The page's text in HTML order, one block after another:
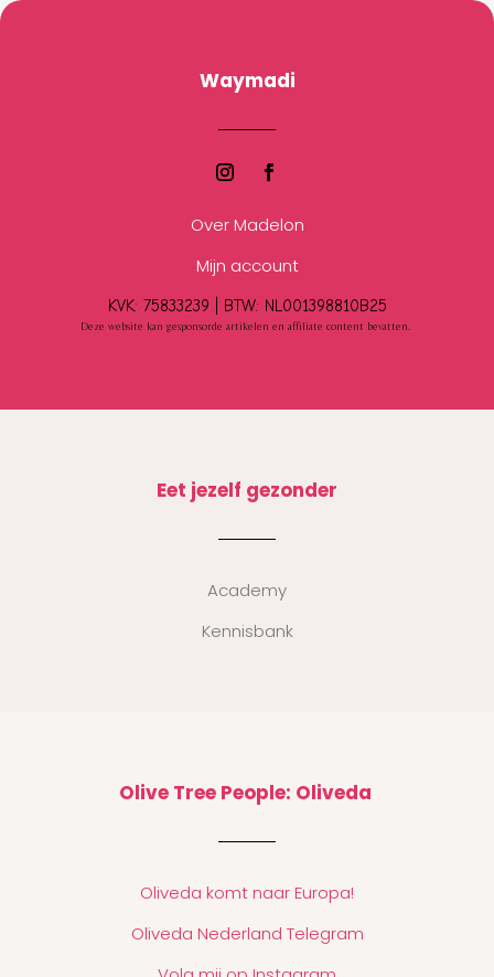
Waymadi
Over Madelon
Mijn account
KVK: 75833239 | BTW: NL001398810B25
Deze website kan gesponsorde artikelen en affiliate content bevatten.
Eet jezelf gezonder
Academy
Kennisbank
Olive Tree People: Oliveda
Oliveda komt naar Europa!
Oliveda Nederland Telegram